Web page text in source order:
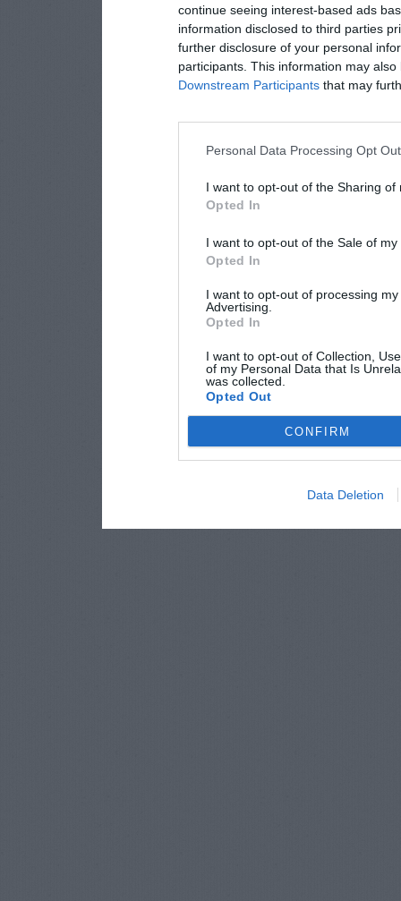
continue seeing interest-based ads
information disclosed to third parties
further disclosure of your personal
participants. This information may
Downstream Participants that may
Personal Data Processing Opt
I want to opt-out of the Sharing of
Opted In
I want to opt-out of the Sale of
Opted In
I want to opt-out of processing
Advertising.
Opted In
I want to opt-out of Collection,
of my Personal Data that Is
was collected.
Opted Out
CONFIRM
Data Deletion